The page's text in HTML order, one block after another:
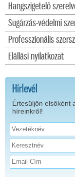
Hangszigetelő
Sugárzás-védelmi
Professzionális
Elállási nyilatkozat
Hírlevél
Értesüljön elsőként
híreinkről!